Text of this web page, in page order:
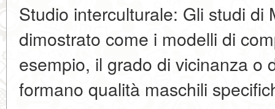
Studio interculturale: Gli studi di
dimostrato come i modelli di
esempio, il grado di vicinanza o
formano qualità maschili